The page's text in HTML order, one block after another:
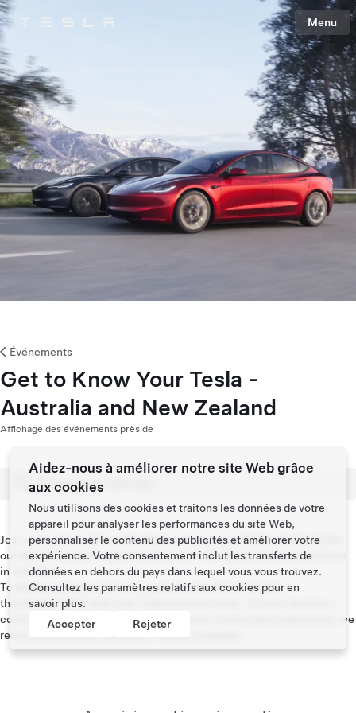
Tesla Menu
Événements
Get to Know Your Tesla -
Australia and New Zealand
Affichage des événements près de
Join us for a live online introduction to your new Tesla vehicle led by
our team of product experts where you’ll be able to submit questions
in real time.
To attend, please select your preferred session and date,
then kindly RSVP with your Tesla account email. You will receive a
confirmation email with the link to attend. For the best experience, we
recommend using a desktop or laptop computer.
Aidez-nous à améliorer notre site Web grâce
aux cookies
Nous utilisons des cookies et traitons les données de votre
appareil pour analyser les performances du site Web,
personnaliser le contenu des publicités et améliorer votre
expérience. Votre consentement inclut les transferts de
données en dehors du pays dans lequel vous vous trouvez.
Consultez les paramètres relatifs aux cookies pour en
savoir plus.
Accepter
Rejeter